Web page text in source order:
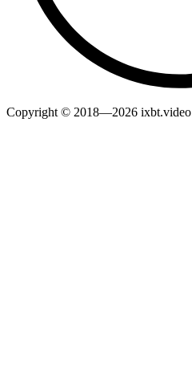
Copyright © 2018—2026 ixbt.video